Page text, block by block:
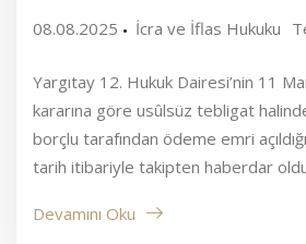
08.08.2025 İcra ve İflas Hukuku
Yargıtay 12. Hukuk Dairesi’nin 11
kararına göre usûlsüz tebligat
borçlu tarafından ödeme emri
tarih itibariyle takipten haberdar
Devamını Oku